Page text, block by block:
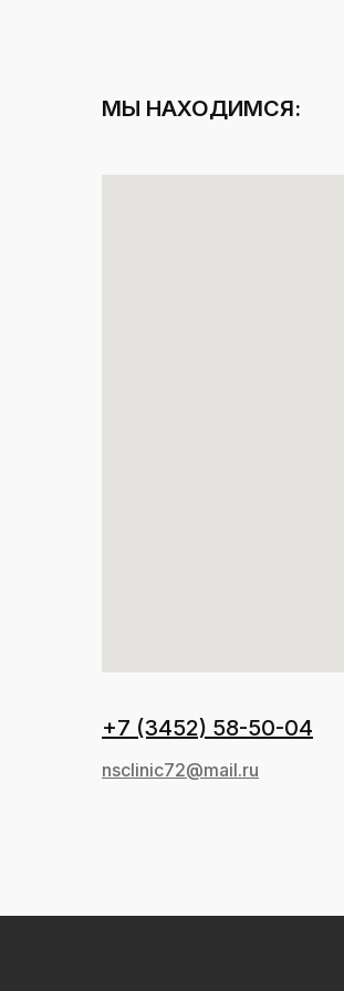
МЫ НАХОДИМСЯ:
+7 (3452) 58-50-04
nsclinic72@mail.ru